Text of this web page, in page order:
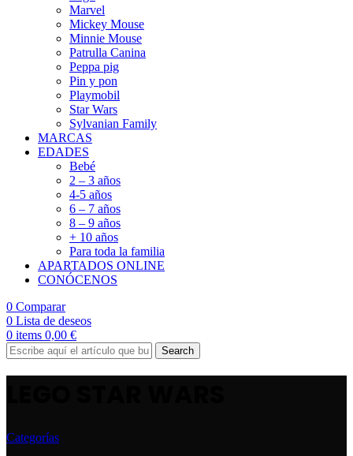
Marvel
Mickey Mouse
Minnie Mouse
Patrulla Canina
Peppa pig
Pin y pon
Playmobil
Star Wars
Sylvanian Family
MARCAS
EDADES
Bebé
2 – 3 años
4-5 años
6 – 7 años
8 – 9 años
+ 10 años
Para toda la familia
APARTADOS ONLINE
CONÓCENOS
0 Comparar
0 Lista de deseos
0 items 0,00 €
Search
Categorías